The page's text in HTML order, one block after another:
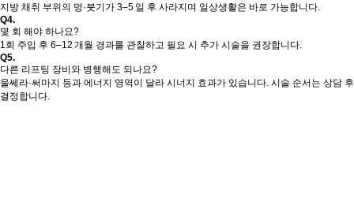
지방 채취 부위의 멍·붓기가 3–5 일 후 사라지며 일상생활은 바로 가능합니다.
Q4.
몇 회 해야 하나요?
1회 주입 후 6–12 개월 경과를 관찰하고 필요 시 추가 시술을 권장합니다.
Q5.
다른 리프팅 장비와 병행해도 되나요?
울쎄라·써마지 등과 에너지 영역이 달라 시너지 효과가 있습니다. 시술 순서는 상담 후
결정합니다.